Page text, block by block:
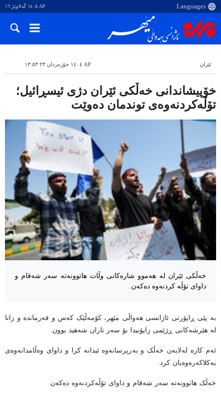
AP ١٤٠٥ گەلاوێژ ١٦
ئێران AP ١٤٠٤ جۆزەردان ٢٣ ١٣:٥٣
خۆپیشاندانی خەڵکی ئێران دژی ئیسڕائیل؛
تۆڵەکردنەوەی توندمان دەوێت
خەڵکی ئێران لە هەموو شارەکانی وڵات هاتوونەتە سەر شەقام و
داوای تۆڵە کردنەوە دەکەن.
بە پێی ڕاپۆرتی ئاژانسی هەواڵی مێهر، کۆمەڵێک کەس و فەرماندە و زانا
لە هێرشەکانی ڕژێمی زایۆنیدا بۆ سەر تاران شەهید بوون.
ئەم کارە لەلایەن خەڵک و بەرپرسانەوە ئیدانە کرا و داوای وەڵامدانەوەی
یەکلاکەرەوەیان کرد.
خەڵک هاتوونەتە سەر شەقام و داوای تۆڵەکردنەوە دەکەن.